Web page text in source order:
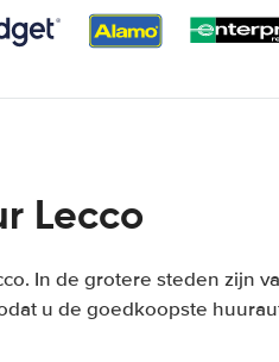
Lecco
In de grotere steden zijn
u de goedkoopste